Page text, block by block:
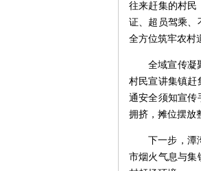
往来赶集的村民
证、超员驾乘、
全方位筑牢农村
全域宣传凝
村民宣讲集镇赶
通安全须知宣传
拥挤，摊位摆放
下一步，潭
市烟火气息与集